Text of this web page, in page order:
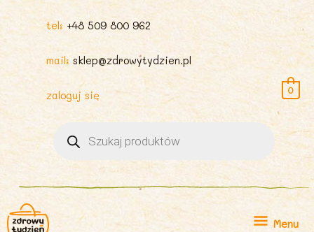
tel: +48 509 800 962
mail: sklep@zdrowytydzien.pl
zaloguj się
produktów
0
Menu
Menu